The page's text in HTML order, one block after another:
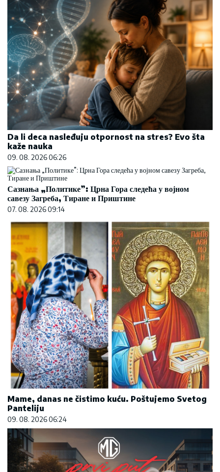
Da li deca nasleđuju otpornost na stres? Evo šta
kaže nauka
09. 08. 2026 06:26
савезу Загреба, Тиране и Приштине
07. 08. 2026 09:14
Mame, danas ne čistimo kuću. Poštujemo Svetog
Panteliju
09. 08. 2026 06:24